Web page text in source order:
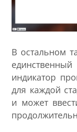
В остальном
индикатор
для каждой
и может